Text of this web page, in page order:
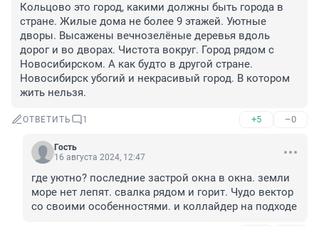
Кольцово это город, какими должны быть города в
стране. Жилые дома не более 9 этажей. Уютные
дворы. Высажены вечнозелёные деревья вдоль
дорог и во дворах. Чистота вокруг. Город рядом с
Новосибирском. А как будто в другой стране.
Новосибирск убогий и некрасивый город. В котором
жить нельзя.
ОТВЕТИТЬ 1 +5 –0
Гость
16 августа 2024, 12:47
где уютно? последние застрой окна в окна. земли
море нет лепят. свалка рядом и горит. Чудо вектор
со своими особенностями. и коллайдер на подходе